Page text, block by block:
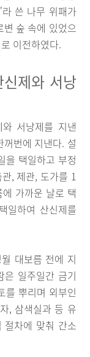
쓴 나무 위패가
숲 속에 있었으
이전하였다.
제와 서낭
서낭제를 지낸
번에 지낸다. 설
을 택일하고 부정
, 제관, 도가를 1
가까운 날로 택
일하여 산신제를
대보름 전에 지
은 일주일간 금기
를 뿌리며 외부인
, 삼색실과 등 유
절차에 맞춰 간소